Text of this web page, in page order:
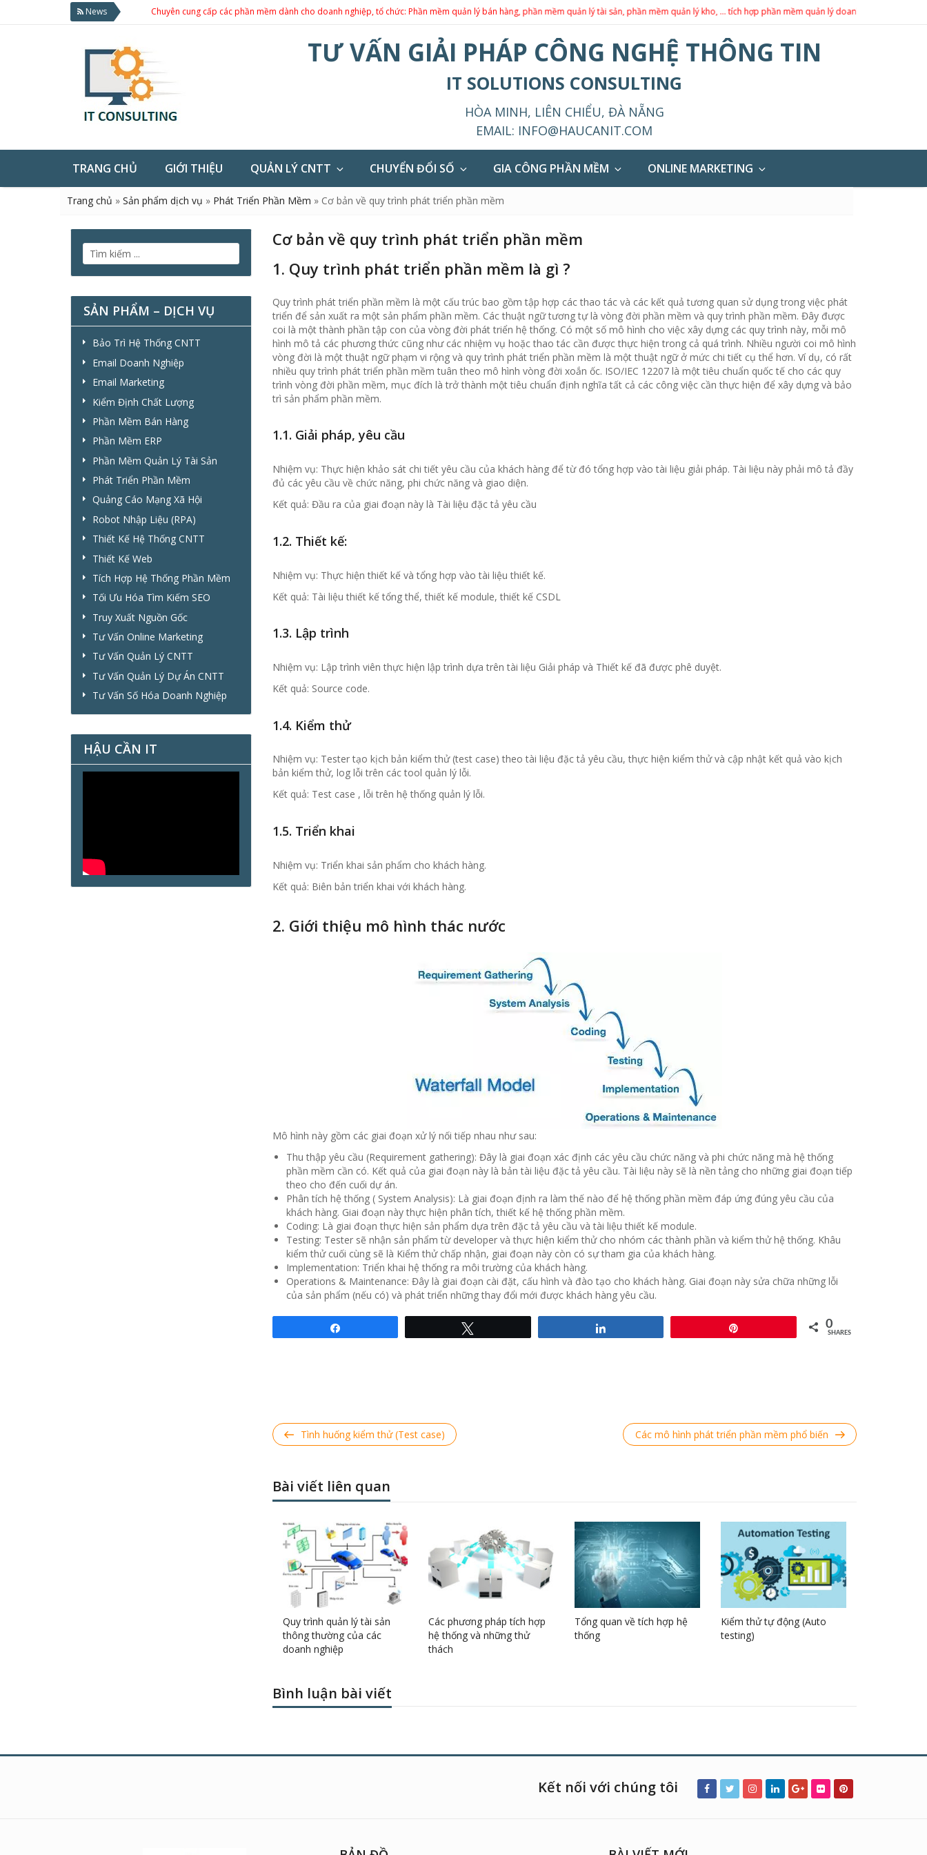
News Chuyên cung cấp các phần mềm dành cho doanh nghiệp, tổ chức: Phần mềm quản lý bán hàng, phần mềm quản lý tài sản, phần mềm quản lý kho, … tích hợp phần mềm quản lý doanh nghiệp theo yêu cầu.
TƯ VẤN GIẢI PHÁP CÔNG NGHỆ THÔNG TIN
IT SOLUTIONS CONSULTING
HÒA MINH, LIÊN CHIỂU, ĐÀ NẴNG
EMAIL: INFO@HAUCANIT.COM
TRANG CHỦ GIỚI THIỆU QUẢN LÝ CNTT CHUYỂN ĐỔI SỐ GIA CÔNG PHẦN MỀM ONLINE MARKETING
Trang chủ » Sản phẩm dịch vụ » Phát Triển Phần Mềm » Cơ bản về quy trình phát triển phần mềm
Cơ bản về quy trình phát triển phần mềm
1. Quy trình phát triển phần mềm là gì ?
Quy trình phát triển phần mềm là một cấu trúc bao gồm tập hợp các thao tác và các kết quả tương quan sử dụng trong việc phát
triển để sản xuất ra một sản phẩm phần mềm. Các thuật ngữ tương tự là vòng đời phần mềm và quy trình phần mềm. Đây được
coi là một thành phần tập con của vòng đời phát triển hệ thống. Có một số mô hình cho việc xây dựng các quy trình này, mỗi mô
hình mô tả các phương thức cũng như các nhiệm vụ hoặc thao tác cần được thực hiện trong cả quá trình. Nhiều người coi mô hình
vòng đời là một thuật ngữ phạm vi rộng và quy trình phát triển phần mềm là một thuật ngữ ở mức chi tiết cụ thể hơn. Ví dụ, có rất
nhiều quy trình phát triển phần mềm tuân theo mô hình vòng đời xoắn ốc. ISO/IEC 12207 là một tiêu chuẩn quốc tế cho các quy
trình vòng đời phần mềm, mục đích là trở thành một tiêu chuẩn định nghĩa tất cả các công việc cần thực hiện để xây dựng và bảo
trì sản phẩm phần mềm.
1.1. Giải pháp, yêu cầu
Nhiệm vụ: Thực hiện khảo sát chi tiết yêu cầu của khách hàng để từ đó tổng hợp vào tài liệu giải pháp. Tài liệu này phải mô tả đầy
đủ các yêu cầu về chức năng, phi chức năng và giao diện.
Kết quả: Đầu ra của giai đoạn này là Tài liệu đặc tả yêu cầu
1.2. Thiết kế:
Nhiệm vụ: Thực hiện thiết kế và tổng hợp vào tài liệu thiết kế.
Kết quả: Tài liệu thiết kế tổng thể, thiết kế module, thiết kế CSDL
1.3. Lập trình
Nhiệm vụ: Lập trình viên thực hiện lập trình dựa trên tài liệu Giải pháp và Thiết kế đã được phê duyệt.
Kết quả: Source code.
1.4. Kiểm thử
Nhiệm vụ: Tester tạo kịch bản kiểm thử (test case) theo tài liệu đặc tả yêu cầu, thực hiện kiểm thử và cập nhật kết quả vào kịch
bản kiểm thử, log lỗi trên các tool quản lý lỗi.
Kết quả: Test case , lỗi trên hệ thống quản lý lỗi.
1.5. Triển khai
Nhiệm vụ: Triển khai sản phẩm cho khách hàng.
Kết quả: Biên bản triển khai với khách hàng.
2. Giới thiệu mô hình thác nước
Mô hình này gồm các giai đoạn xử lý nối tiếp nhau như sau:
Thu thập yêu cầu (Requirement gathering): Đây là giai đoạn xác định các yêu cầu chức năng và phi chức năng mà hệ thống
phần mềm cần có. Kết quả của giai đoạn này là bản tài liệu đặc tả yêu cầu. Tài liệu này sẽ là nền tảng cho những giai đoạn tiếp
theo cho đến cuối dự án.
Phân tích hệ thống ( System Analysis): Là giai đoạn định ra làm thế nào để hệ thống phần mềm đáp ứng đúng yêu cầu của
khách hàng. Giai đoạn này thực hiện phân tích, thiết kế hệ thống phần mềm.
Coding: Là giai đoạn thực hiện sản phẩm dựa trên đặc tả yêu cầu và tài liệu thiết kế module.
Testing: Tester sẽ nhận sản phẩm từ developer và thực hiện kiểm thử cho nhóm các thành phần và kiểm thử hệ thống. Khâu
kiểm thử cuối cùng sẽ là Kiểm thử chấp nhận, giai đoạn này còn có sự tham gia của khách hàng.
Implementation: Triển khai hệ thống ra môi trường của khách hàng.
Operations & Maintenance: Đây là giai đoạn cài đặt, cấu hình và đào tạo cho khách hàng. Giai đoạn này sửa chữa những lỗi
của sản phẩm (nếu có) và phát triển những thay đổi mới được khách hàng yêu cầu.
0
SHARES
Previous
Post
Tình huống kiểm thử (Test case)
Next
Post
Các mô hình phát triển phần mềm phổ biến
Bài viết liên quan
Quy trình quản lý tài sản
thông thường của các
doanh nghiệp
Các phương pháp tích hợp
hệ thống và những thử
thách
Tổng quan về tích hợp hệ
thống
Kiểm thử tự động (Auto
testing)
Bình luận bài viết
SẢN PHẨM – DỊCH VỤ
Bảo Trì Hệ Thống CNTT
Email Doanh Nghiệp
Email Marketing
Kiểm Định Chất Lượng
Phần Mềm Bán Hàng
Phần Mềm ERP
Phần Mềm Quản Lý Tài Sản
Phát Triển Phần Mềm
Quảng Cáo Mạng Xã Hội
Robot Nhập Liệu (RPA)
Thiết Kế Hệ Thống CNTT
Thiết Kế Web
Tích Hợp Hệ Thống Phần Mềm
Tối Ưu Hóa Tìm Kiếm SEO
Truy Xuất Nguồn Gốc
Tư Vấn Online Marketing
Tư Vấn Quản Lý CNTT
Tư Vấn Quản Lý Dự Án CNTT
Tư Vấn Số Hóa Doanh Nghiệp
HẬU CẦN IT
Kết nối với chúng tôi